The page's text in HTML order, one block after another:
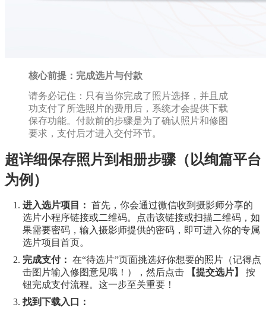
核心前提：完成选片与付款
请务必记住：只有当你完成了照片选择，并且成
功支付了所选照片的费用后，系统才会提供下载
保存功能。付款前的步骤是为了确认照片和修图
要求，支付后才进入交付环节。
超详细保存照片到相册步骤（以绚篇平台
为例）
进入选片项目： 首先，你会通过微信收到摄影师分享的
选片小程序链接或二维码。点击该链接或扫描二维码，如
果需要密码，输入摄影师提供的密码，即可进入你的专属
选片项目首页。
完成支付： 在“待选片”页面挑选好你想要的照片（记得点
击图片输入修图意见哦！），然后点击
【提交选片】
按
钮完成支付流程。这一步至关重要！
找到下载入口：